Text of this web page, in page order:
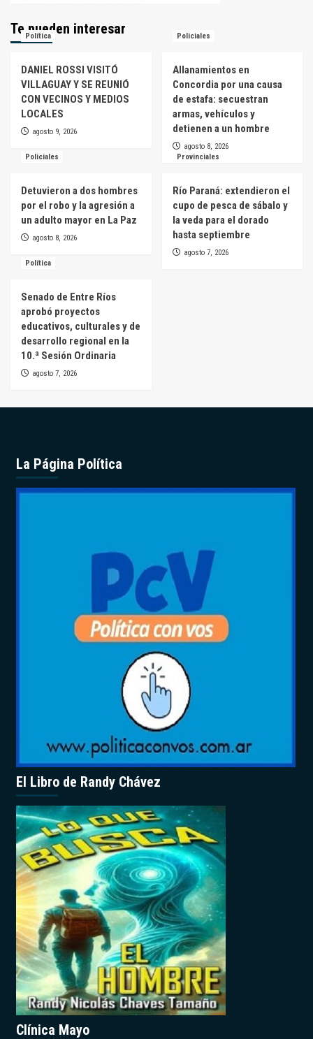
Te pueden interesar
Política
DANIEL ROSSI VISITÓ
VILLAGUAY Y SE REUNIÓ
CON VECINOS Y MEDIOS
LOCALES
agosto 9, 2026
Policiales
Allanamientos en
Concordia por una causa
de estafa: secuestran
armas, vehículos y
detienen a un hombre
agosto 8, 2026
Policiales
Detuvieron a dos hombres
por el robo y la agresión a
un adulto mayor en La Paz
agosto 8, 2026
Provinciales
Río Paraná: extendieron el
cupo de pesca de sábalo y
la veda para el dorado
hasta septiembre
agosto 7, 2026
Política
Senado de Entre Ríos
aprobó proyectos
educativos, culturales y de
desarrollo regional en la
10.ª Sesión Ordinaria
agosto 7, 2026
La Página Política
El Libro de Randy Chávez
Clínica Mayo